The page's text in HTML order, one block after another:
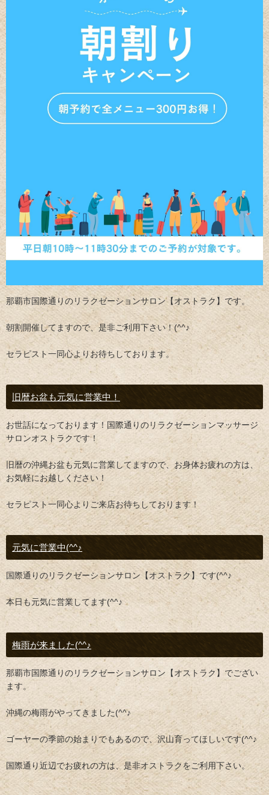
那覇市国際通りのリラクゼーションサロン【オストラク】です。
朝割開催してますので、是非ご利用下さい！(^^♪
セラピスト一同心よりお待ちしております。
旧暦お盆も元気に営業中！
お世話になっております！国際通りのリラクゼーションマッサージ
サロンオストラクです！
旧暦の沖縄お盆も元気に営業してますので、お身体お疲れの方は、
お気軽にお越しください！
セラピスト一同心よりご来店お待ちしております！
元気に営業中(^^♪
国際通りのリラクゼーションサロン【オストラク】です(^^♪
本日も元気に営業してます(^^♪
梅雨が来ました(^^♪
那覇市国際通りのリラクゼーションサロン【オストラク】でござい
ます。
沖縄の梅雨がやってきました(^^♪
ゴーヤーの季節の始まりでもあるので、沢山育ってほしいです(^^♪
国際通り近辺でお疲れの方は、是非オストラクをご利用下さい。